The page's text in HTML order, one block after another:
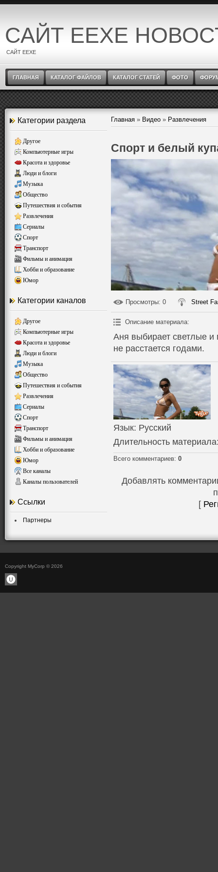
САЙТ EEXE
САЙТ EEXE
ГЛАВНАЯ КАТАЛОГ ФАЙЛОВ КАТАЛОГ СТАТЕЙ ФОТО
Категории раздела
Другое
Компьютерные игры
Красота и здоровье
Люди и блоги
Музыка
Общество
Путешествия и события
Развлечения
Сериалы
Спорт
Транспорт
Фильмы и анимация
Хобби и образование
Юмор
Категории каналов
Другое
Компьютерные игры
Красота и здоровье
Люди и блоги
Музыка
Общество
Путешествия и события
Развлечения
Сериалы
Спорт
Транспорт
Фильмы и анимация
Хобби и образование
Юмор
Все каналы
Каналы пользователей
Ссылки
Партнеры
Главная » Видео » Развлечения
Спорт и белый
Просмотры: 0 Street
Описание материала:
Аня выбирает светлые
не расстается годами.
Язык: Русский
Длительность материала
Всего комментариев: 0
Добавлять
[
Copyright MyCorp © 2026